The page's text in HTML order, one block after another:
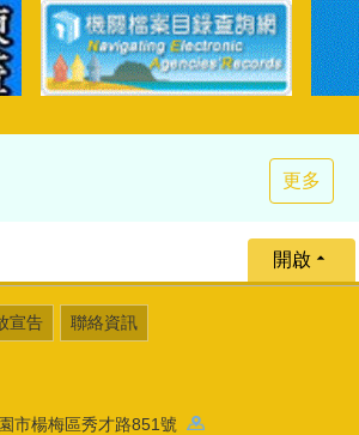
更多
開啟
宣告 聯絡資訊
市楊梅區秀才路851號